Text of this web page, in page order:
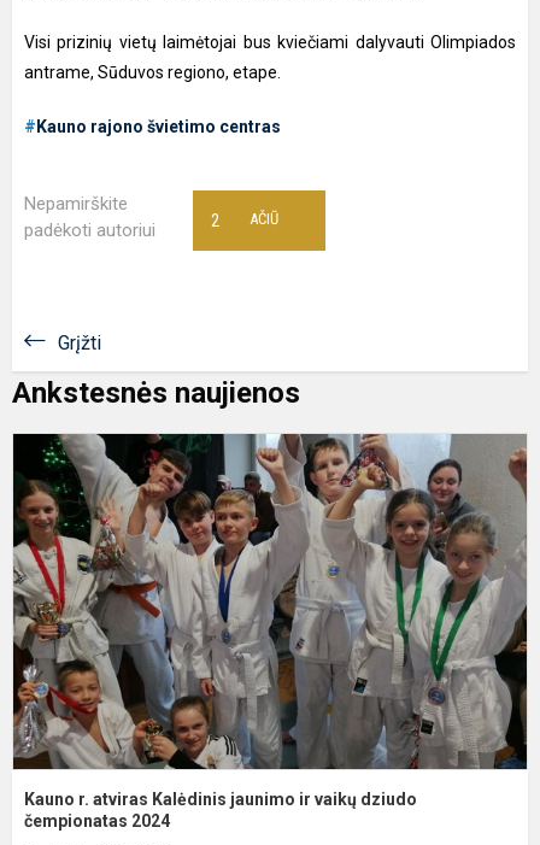
Visi prizinių vietų laimėtojai bus kviečiami dalyvauti Olimpiados
antrame, Sūduvos regiono, etape.
# Kauno rajono švietimo centras
Nepamirškite
padėkoti autoriui
AČIŪ
2
Grįžti
Ankstesnės naujienos
Kauno r. atviras Kalėdinis jaunimo ir vaikų dziudo
čempionatas 2024